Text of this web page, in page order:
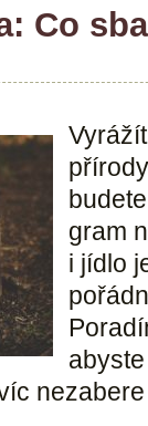
Co
gram
i jídlo